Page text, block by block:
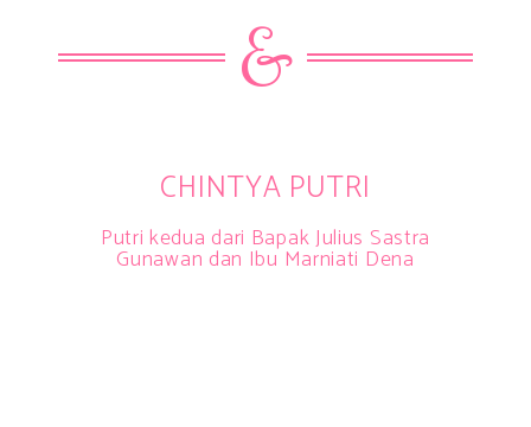
&
CHINTYA PUTRI
Putri kedua dari Bapak Julius Sastra
Gunawan dan Ibu Marniati Dena